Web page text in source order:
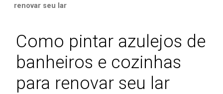
renovar seu lar
Como pintar azulejos de
banheiros e cozinhas
para renovar seu lar